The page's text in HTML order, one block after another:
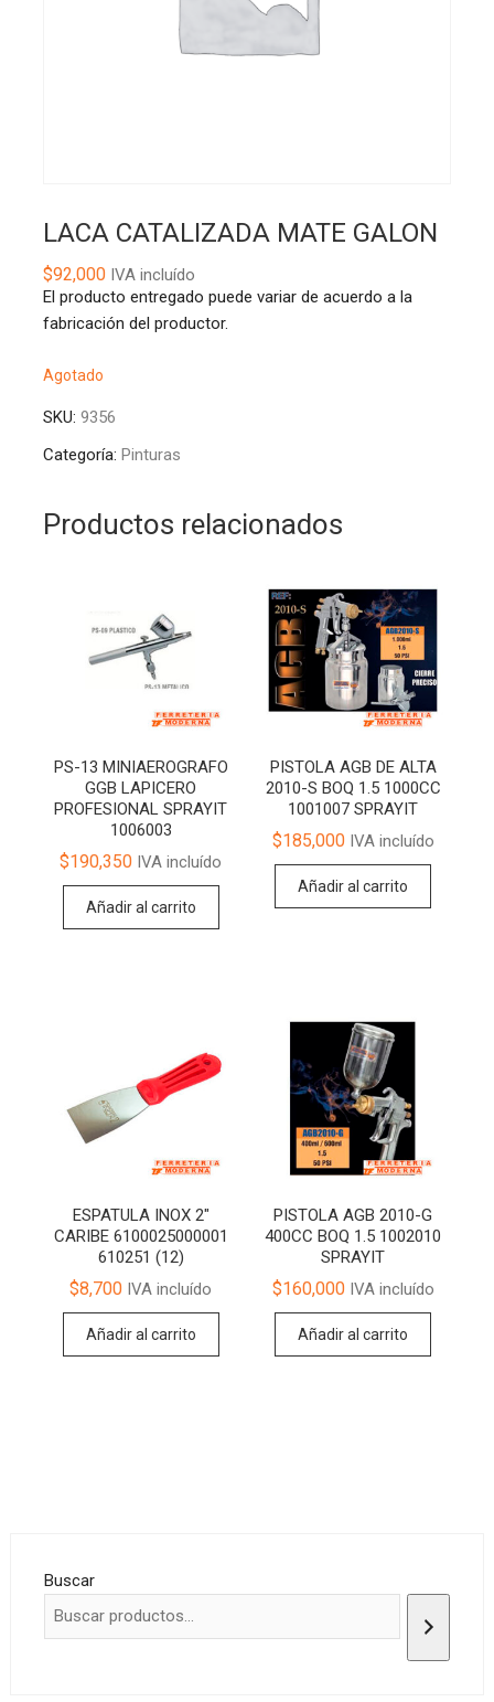
LACA CATALIZADA MATE GALON
$92,000IVA incluído
El producto entregado puede variar de acuerdo a la
fabricación del productor.
Agotado
SKU: 9356
Categoría: Pinturas
Productos relacionados
PS-13 MINIAEROGRAFO
GGB LAPICERO
PROFESIONAL SPRAYIT
1006003
$190,350 IVA incluído
Añadir al carrito
PISTOLA AGB DE ALTA
2010-S BOQ 1.5 1000CC
1001007 SPRAYIT
$185,000IVA incluído
Añadir al carrito
ESPATULA INOX 2″
CARIBE 6100025000001
610251 (12)
$8,700 IVA incluído
Añadir al carrito
PISTOLA AGB 2010-G
400CC BOQ 1.5 1002010
SPRAYIT
$160,000IVA incluído
Añadir al carrito
Buscar